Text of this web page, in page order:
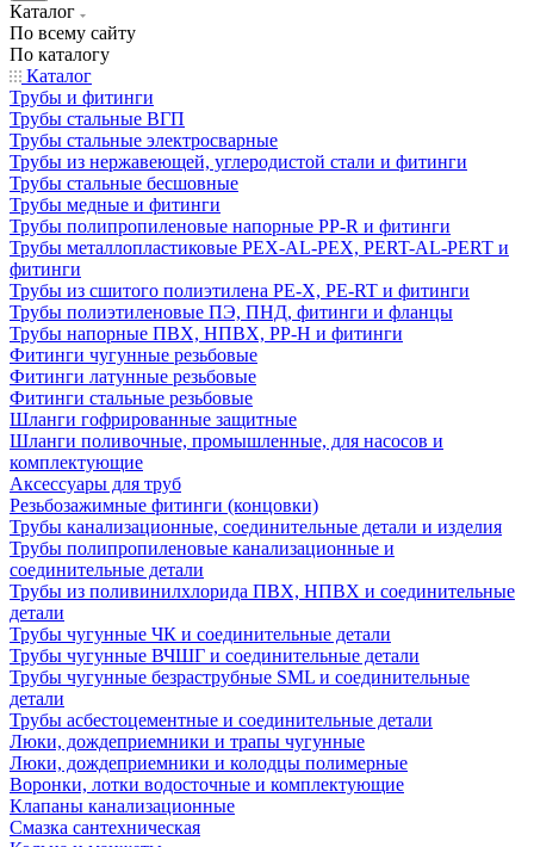
Каталог
По всему сайту
По каталогу
Каталог
Трубы и фитинги
Трубы стальные ВГП
Трубы стальные электросварные
Трубы из нержавеющей, углеродистой стали и фитинги
Трубы стальные бесшовные
Трубы медные и фитинги
Трубы полипропиленовые напорные PP-R и фитинги
Трубы металлопластиковые PEX-AL-PEX, PERT-AL-PERT и
фитинги
Трубы из сшитого полиэтилена PE-X, PE-RT и фитинги
Трубы полиэтиленовые ПЭ, ПНД, фитинги и фланцы
Трубы напорные ПВХ, НПВХ, PP-H и фитинги
Фитинги чугунные резьбовые
Фитинги латунные резьбовые
Фитинги стальные резьбовые
Шланги гофрированные защитные
Шланги поливочные, промышленные, для насосов и
комплектующие
Аксессуары для труб
Резьбозажимные фитинги (концовки)
Трубы канализационные, соединительные детали и изделия
Трубы полипропиленовые канализационные и
соединительные детали
Трубы из поливинилхлорида ПВХ, НПВХ и соединительные
детали
Трубы чугунные ЧК и соединительные детали
Трубы чугунные ВЧШГ и соединительные детали
Трубы чугунные безраструбные SML и соединительные
детали
Трубы асбестоцементные и соединительные детали
Люки, дождеприемники и трапы чугунные
Люки, дождеприемники и колодцы полимерные
Воронки, лотки водосточные и комплектующие
Клапаны канализационные
Смазка сантехническая